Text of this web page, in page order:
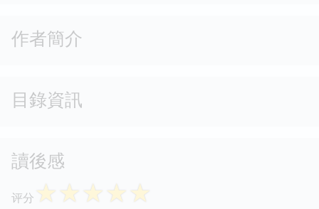
作者簡介
目錄資訊
讀後感
评分 ☆☆☆☆☆